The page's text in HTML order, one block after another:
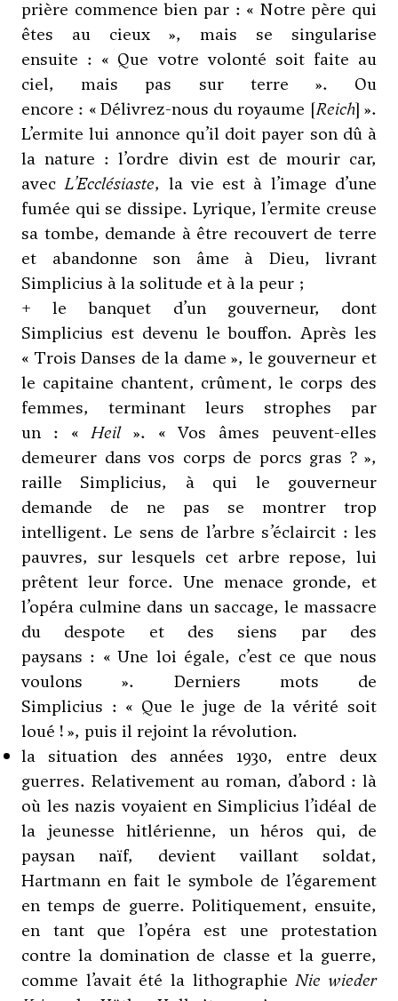
prière commence bien par : « Notre père qui
êtes au cieux », mais se singularise
ensuite : « Que votre volonté soit faite au
ciel, mais pas sur terre ». Ou
encore : « Délivrez-nous du royaume [Reich] ».
L’ermite lui annonce qu’il doit payer son dû à
la nature : l’ordre divin est de mourir car,
avecL’Ecclésiaste, la vie est à l’image d’une
fumée qui se dissipe. Lyrique, l’ermite creuse
sa tombe, demande à être recouvert de terre
et abandonne son âme à Dieu, livrant
Simplicius à la solitude et à la peur ;
+ le banquet d’un gouverneur, dont
Simplicius est devenu le bouffon. Après les
« Trois Danses de la dame », le gouverneur et
le capitaine chantent, crûment, le corps des
femmes, terminant leurs strophes par
un : « Heil». « Vos âmes peuvent-elles
demeurer dans vos corps de porcs gras ? »,
raille Simplicius, à qui le gouverneur
demande de ne pas se montrer trop
intelligent. Le sens de l’arbre s’éclaircit : les
pauvres, sur lesquels cet arbre repose, lui
prêtent leur force. Une menace gronde, et
l’opéra culmine dans un saccage, le massacre
du despote et des siens par des
paysans : « Une loi égale, c’est ce que nous
voulons ». Derniers mots de
Simplicius : « Que le juge de la vérité soit
loué ! », puis il rejoint la révolution.
la situation des années 1930, entre deux
guerres. Relativement au roman, d’abord : là
où les nazis voyaient en Simplicius l’idéal de
la jeunesse hitlérienne, un héros qui, de
paysan naïf, devient vaillant soldat,
Hartmann en fait le symbole de l’égarement
en temps de guerre. Politiquement, ensuite,
en tant que l’opéra est une protestation
contre la domination de classe et la guerre,
comme l’avait été la lithographieNie wieder